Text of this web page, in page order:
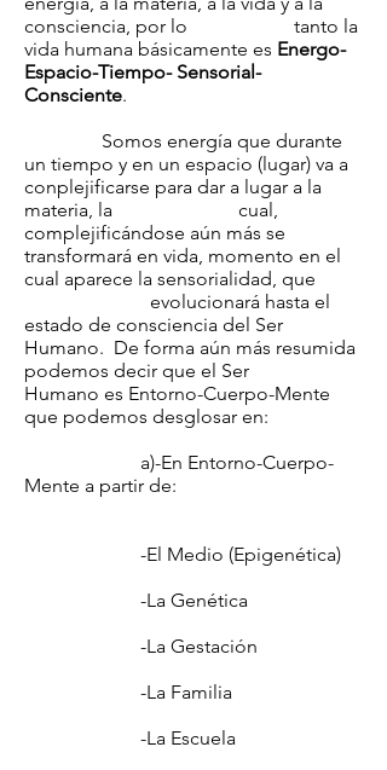
consciencia, por lo tanto la
vida humana básicamente es Energo-
Espacio-Tiempo- Sensorial-
Consciente.
Somos energía que durante
un tiempo y en un espacio (lugar) va a
conplejificarse para dar a lugar a la
materia, la cual,
complejificándose aún más se
transformará en vida, momento en el
cual aparece la sensorialidad, que
evolucionará hasta el
estado de consciencia del Ser
Humano. De forma aún más resumida
podemos decir que el Ser
Humano es Entorno-Cuerpo-Mente
que podemos desglosar en:
a)-En Entorno-Cuerpo-
Mente a partir de:
-El Medio (Epigenética)
-La Genética
-La Gestación
-La Familia
-La Escuela